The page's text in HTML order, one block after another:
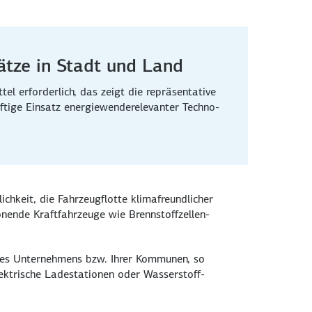
in Stadt und Land
erforderlich, das zeigt die repräsen­tative
Einsatz energie­wende­relevanter Techno­
die Fahr­zeug­flotte klima­freundlicher
Kraft­fahr­zeuge wie Brenn­stoff­zellen-
Unternehmens bzw. Ihrer Kommunen, so
Lade­stationen oder Wasser­stoff­